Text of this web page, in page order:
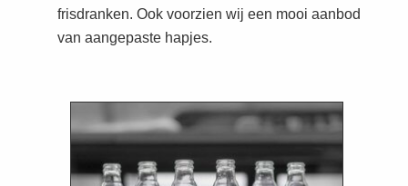
frisdranken. Ook voorzien wij een mooi aanbod
van aangepaste hapjes.